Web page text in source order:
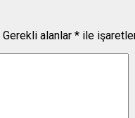
Gerekli alanlar * ile